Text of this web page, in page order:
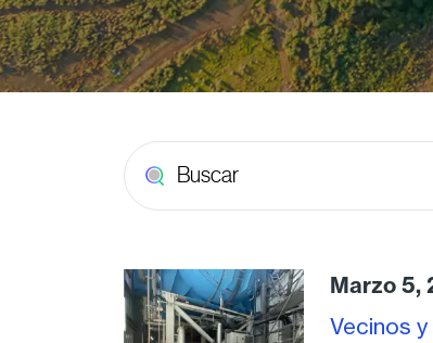
Marzo 5,
Vecinos